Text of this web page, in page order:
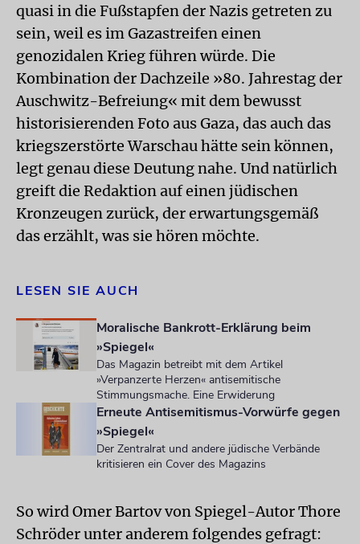
quasi in die Fußstapfen der Nazis getreten zu
sein, weil es im Gazastreifen einen
genozidalen Krieg führen würde. Die
Kombination der Dachzeile »80. Jahrestag der
Auschwitz-Befreiung« mit dem bewusst
historisierenden Foto aus Gaza, das auch das
kriegszerstörte Warschau hätte sein können,
legt genau diese Deutung nahe. Und natürlich
greift die Redaktion auf einen jüdischen
Kronzeugen zurück, der erwartungsgemäß
das erzählt, was sie hören möchte.
LESEN SIE AUCH
Moralische Bankrott-Erklärung beim
»Spiegel«
Das Magazin betreibt mit dem Artikel
»Verpanzerte Herzen« antisemitische
Stimmungsmache. Eine Erwiderung
Erneute Antisemitismus-Vorwürfe gegen
»Spiegel«
Der Zentralrat und andere jüdische Verbände
kritisieren ein Cover des Magazins
So wird Omer Bartov von Spiegel-Autor Thore
Schröder unter anderem folgendes gefragt: